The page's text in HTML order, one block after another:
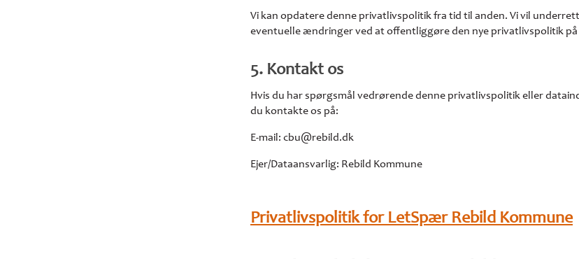
Vi kan opdatere denne privatlivspolitik fra tid til anden. Vi vil
eventuelle ændringer ved at offentliggøre den nye privatlivspolitik på
5. Kontakt os
Hvis du har spørgsmål vedrørende denne privatlivspolitik eller
du kontakte os på:
E-mail: cbu@rebild.dk
Ejer/Dataansvarlig: Rebild Kommune
Privatlivspolitik for LetSpær Rebild Kommune